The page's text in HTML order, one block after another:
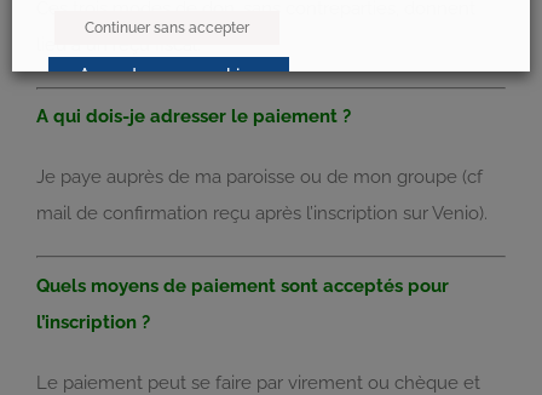
A qui dois-je adresser le paiement ?
Je paye auprès de ma paroisse ou de mon groupe (cf
mail de confirmation reçu après l’inscription sur Venio).
Quels moyens de paiement sont acceptés pour
l’inscription ?
Le paiement peut se faire par virement ou chèque et
Continuer sans accepter
Accepter nos cookies